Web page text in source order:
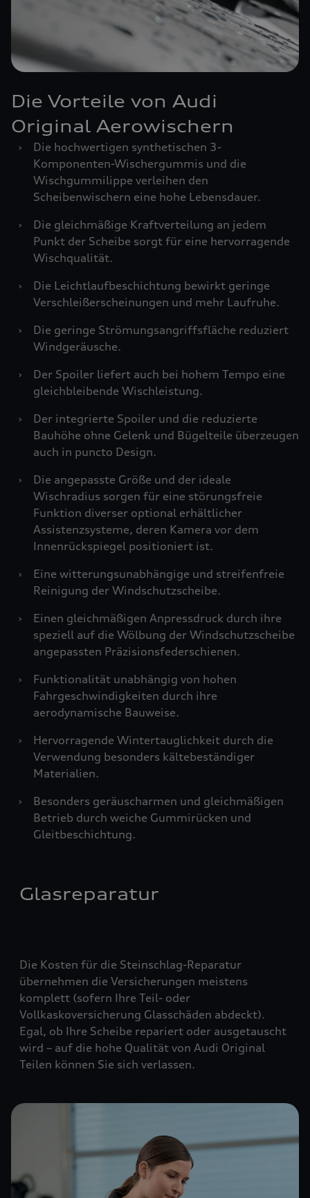
Die Vorteile von Audi
Original Aerowischern
›
Die hochwertigen synthetischen 3-
Komponenten-Wischergummis und die
Wischgummilippe verleihen den
Scheibenwischern eine hohe Lebensdauer.
›
Die gleichmäßige Kraftverteilung an jedem
Punkt der Scheibe sorgt für eine hervorragende
Wischqualität.
›
Die Leichtlaufbeschichtung bewirkt geringe
Verschleißerscheinungen und mehr Laufruhe.
›
Die geringe Strömungsangriffsfläche reduziert
Windgeräusche.
›
Der Spoiler liefert auch bei hohem Tempo eine
gleichbleibende Wischleistung.
›
Der integrierte Spoiler und die reduzierte
Bauhöhe ohne Gelenk und Bügelteile überzeugen
auch in puncto Design.
›
Die angepasste Größe und der ideale
Wischradius sorgen für eine störungsfreie
Funktion diverser optional erhältlicher
Assistenzsysteme, deren Kamera vor dem
Innenrückspiegel positioniert ist.
›
Eine witterungsunabhängige und streifenfreie
Reinigung der Windschutzscheibe.
›
Einen gleichmäßigen Anpressdruck durch ihre
speziell auf die Wölbung der Windschutzscheibe
angepassten Präzisionsfederschienen.
›
Funktionalität unabhängig von hohen
Fahrgeschwindigkeiten durch ihre
aerodynamische Bauweise.
›
Hervorragende Wintertauglichkeit durch die
Verwendung besonders kältebeständiger
Materialien.
›
Besonders geräuscharmen und gleichmäßigen
Betrieb durch weiche Gummirücken und
Gleitbeschichtung.
Glasreparatur
Die Kosten für die Steinschlag-Reparatur
übernehmen die Versicherungen meistens
komplett (sofern Ihre Teil- oder
Vollkaskoversicherung Glasschäden abdeckt).
Egal, ob Ihre Scheibe repariert oder ausgetauscht
wird – auf die hohe Qualität von Audi Original
Teilen können Sie sich verlassen.